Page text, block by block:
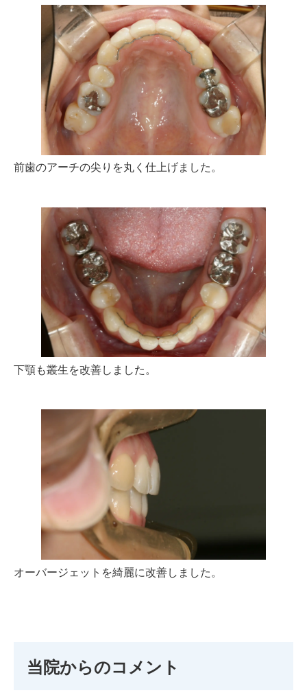
前歯のアーチの尖りを丸く仕上げました。
下顎も叢生を改善しました。
オーバージェットを綺麗に改善しました。
当院からのコメント